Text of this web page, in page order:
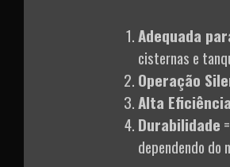
Adequada
cisternas e
Operação
Alta
Durabilidade
dependendo do